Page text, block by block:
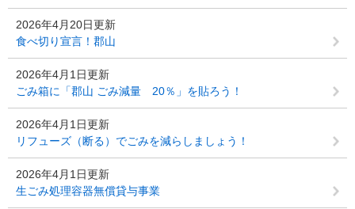
2026年4月20日更新
食べ切り宣言！郡山
2026年4月1日更新
ごみ箱に「郡山 ごみ減量 20％」を貼ろう！
2026年4月1日更新
リフューズ（断る）でごみを減らしましょう！
2026年4月1日更新
生ごみ処理容器無償貸与事業